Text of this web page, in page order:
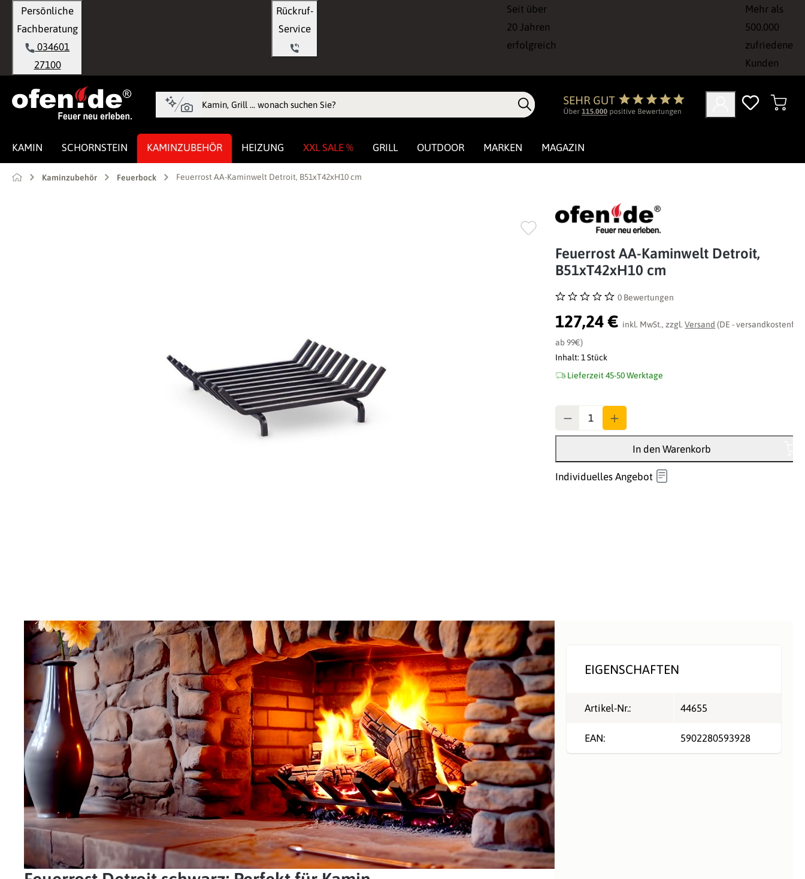
Zur Hauptnavigation springen
Persönliche
Fachberatung
034601
27100
Rückruf-
Seit über
20 Jahren
erfolgreich
Mehr als
500.000
zufriedene
Kunden
KAMIN SCHORNSTEIN KAMINZUBEHÖR HEIZUNG XXL SALE % GRILL OUTDOOR MARKEN MAGAZIN
Kaminzubehör Feuerbock Feuerrost AA-Kaminwelt Detroit, B51xT42xH10 cm
Feuerrost AA-Kaminwelt Detroit,
B51xT42xH10 cm
Durchschnittliche Bewertung von 0 von 5 Sternen
0 Bewertungen
127,24 € inkl. MwSt., zzgl.Versand (DE - versandkostenfrei
ab 99€)
Inhalt:1 Stück
Lieferzeit 45-50 Werktage
In den Warenkorb
Individuelles Angebot
EIGENSCHAFTEN
Artikel-Nr.: 44655
EAN: 5902280593928